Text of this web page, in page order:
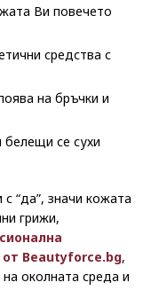
Ви повечето
средства с
на бръчки и
се сухи
“да”, значи кожата
грижи,
Beautyforce.bg,
околната среда и